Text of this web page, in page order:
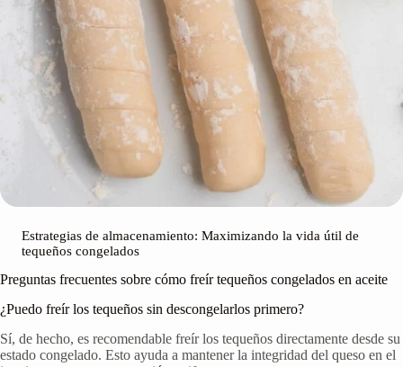
Estrategias de almacenamiento: Maximizando la vida útil de
tequeños congelados
Preguntas frecuentes sobre cómo freír tequeños congelados en aceite
¿Puedo freír los tequeños sin descongelarlos primero?
Sí, de hecho, es recomendable freír los tequeños directamente desde su
estado congelado. Esto ayuda a mantener la integridad del queso en el